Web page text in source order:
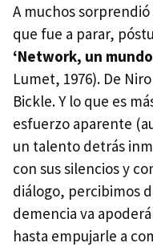
A muchos
que fue a parar,
‘Network, un
Lumet, 1976). De
Bickle. Y lo que es
esfuerzo aparente
un talento detrás
con sus silencios y
diálogo, percibimos
demencia va
hasta empujarle a